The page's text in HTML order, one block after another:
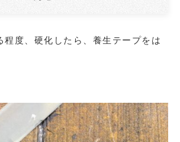
程度、硬化したら、養生テープをは